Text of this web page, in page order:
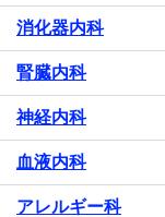
消化器内科
腎臓内科
神経内科
血液内科
アレルギー科